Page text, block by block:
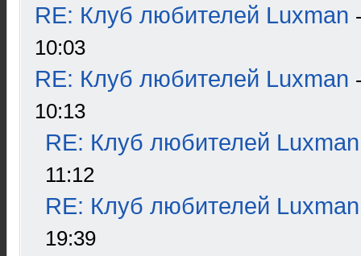
RE: Клуб любителей Luxman
10:03
RE: Клуб любителей Luxman
10:13
RE: Клуб любителей Luxman
11:12
RE: Клуб любителей Luxman
19:39